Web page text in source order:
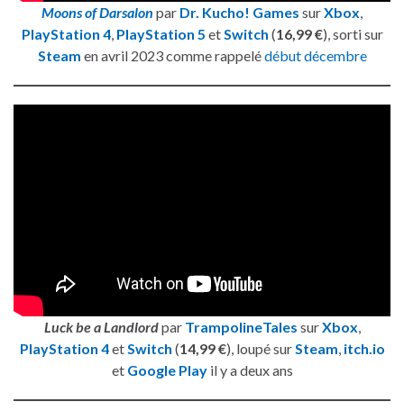
Moons of Darsalon par Dr. Kucho! Games surXbox,
PlayStation 4, PlayStation 5 etSwitch (16,99 €), sorti sur
Steam en avril 2023 comme rappelédébut décembre
Luck be a Landlordpar TrampolineTales surXbox,
PlayStation 4etSwitch (14,99 €), loupé surSteam, itch.io
et Google Playil y a deux ans